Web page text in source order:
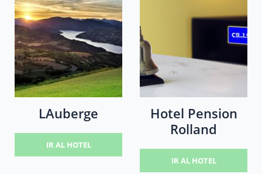
LAuberge
IR AL HOTEL
Hotel Pension
Rolland
IR AL HOTEL